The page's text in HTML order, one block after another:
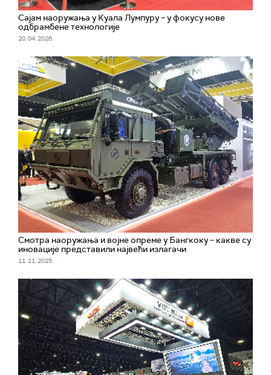
Сајам наоружања у Куала Лумпуру – у фокусу нове
одбрамбене технологије
20. 04. 2026.
Смотра наоружања и војне опреме у Бангкоку – какве су
иновације представили највећи излагачи
11. 11. 2025.